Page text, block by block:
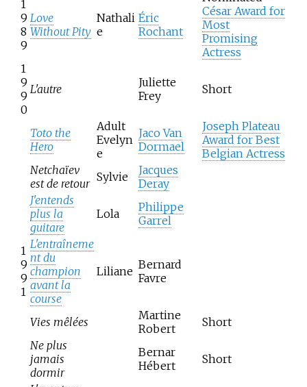
1
9
8
9
Love
Without Pity
Nathali
e
Éric
Rochant
César Award for
Most
Promising
Actress
1
9
9
0
L'autre
Juliette
Frey
Short
1
9
9
1
Toto the
Hero
Adult
Evelyn
e
Jaco Van
Dormael
Joseph Plateau
Award for Best
Belgian Actress
Netchaïev
est de retour Sylvie
Jacques
Deray
J'entends
plus la
guitare
Lola
Philippe
Garrel
L'entraîneme
nt du
champion
avant la
course
Liliane Bernard
Favre
Vies mêlées
Martine
Robert
Short
Ne plus
jamais
dormir
Bernar
Hébert
Short